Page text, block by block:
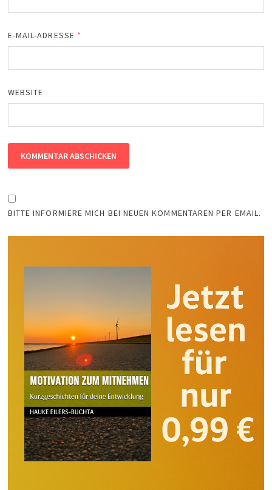
E-MAIL-ADRESSE *
WEBSITE
BITTE INFORMIERE MICH BEI NEUEN KOMMENTAREN PER EMAIL.